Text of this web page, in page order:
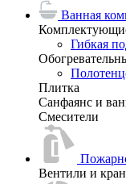
Ванная
Гибкая
Плитка
Санфаянс и
Смесители
Вентили и